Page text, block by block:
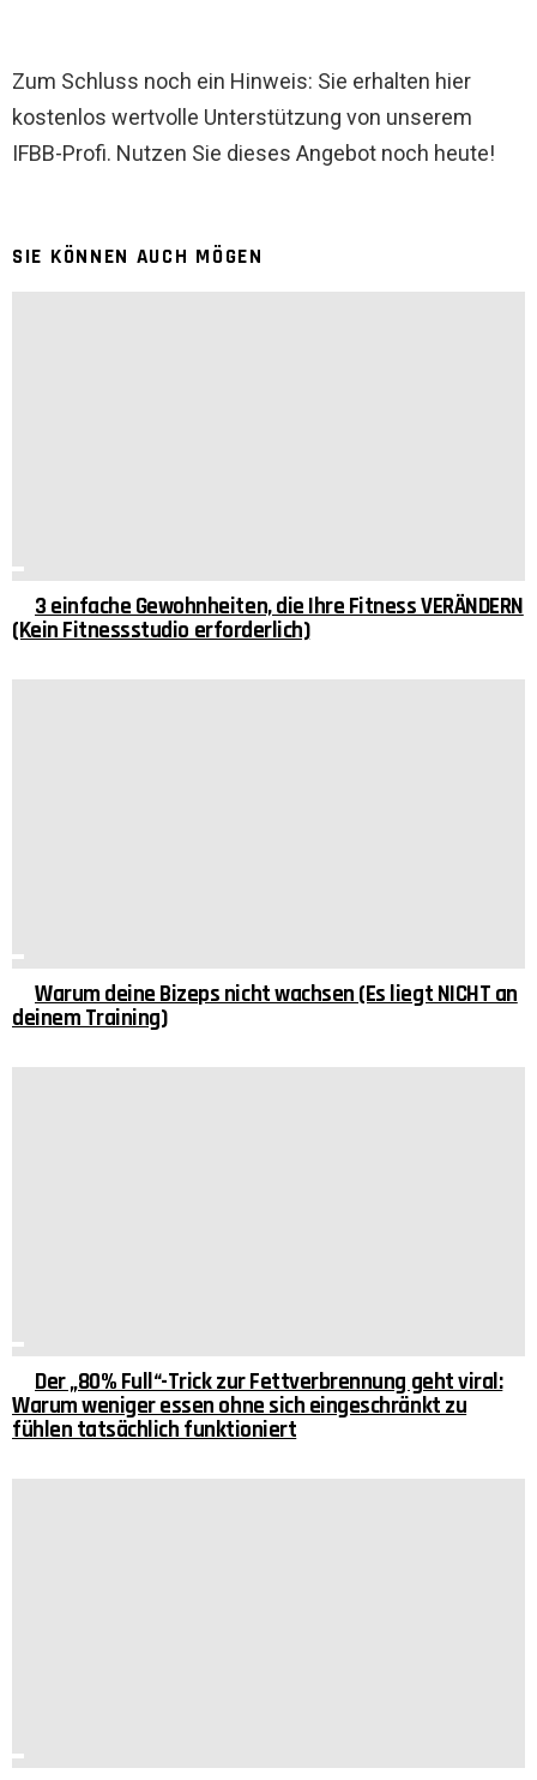
Zum Schluss noch ein Hinweis: Sie erhalten hier
kostenlos wertvolle Unterstützung von unserem
IFBB-Profi. Nutzen Sie dieses Angebot noch heute!
SIE KÖNNEN AUCH MÖGEN
3 einfache Gewohnheiten, die Ihre Fitness VERÄNDERN
(Kein Fitnessstudio erforderlich)
Warum deine Bizeps nicht wachsen (Es liegt NICHT an
deinem Training)
Der „80% Full“-Trick zur Fettverbrennung geht viral:
Warum weniger essen ohne sich eingeschränkt zu
fühlen tatsächlich funktioniert